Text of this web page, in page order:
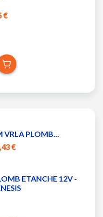
€
VRLA PLOMB...
€
ETANCHE 12V -